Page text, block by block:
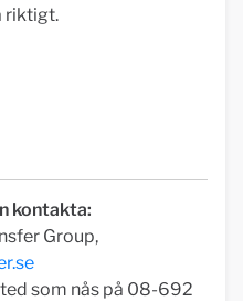
riktigt.
kontakta:
Group,
som nås på 08-692